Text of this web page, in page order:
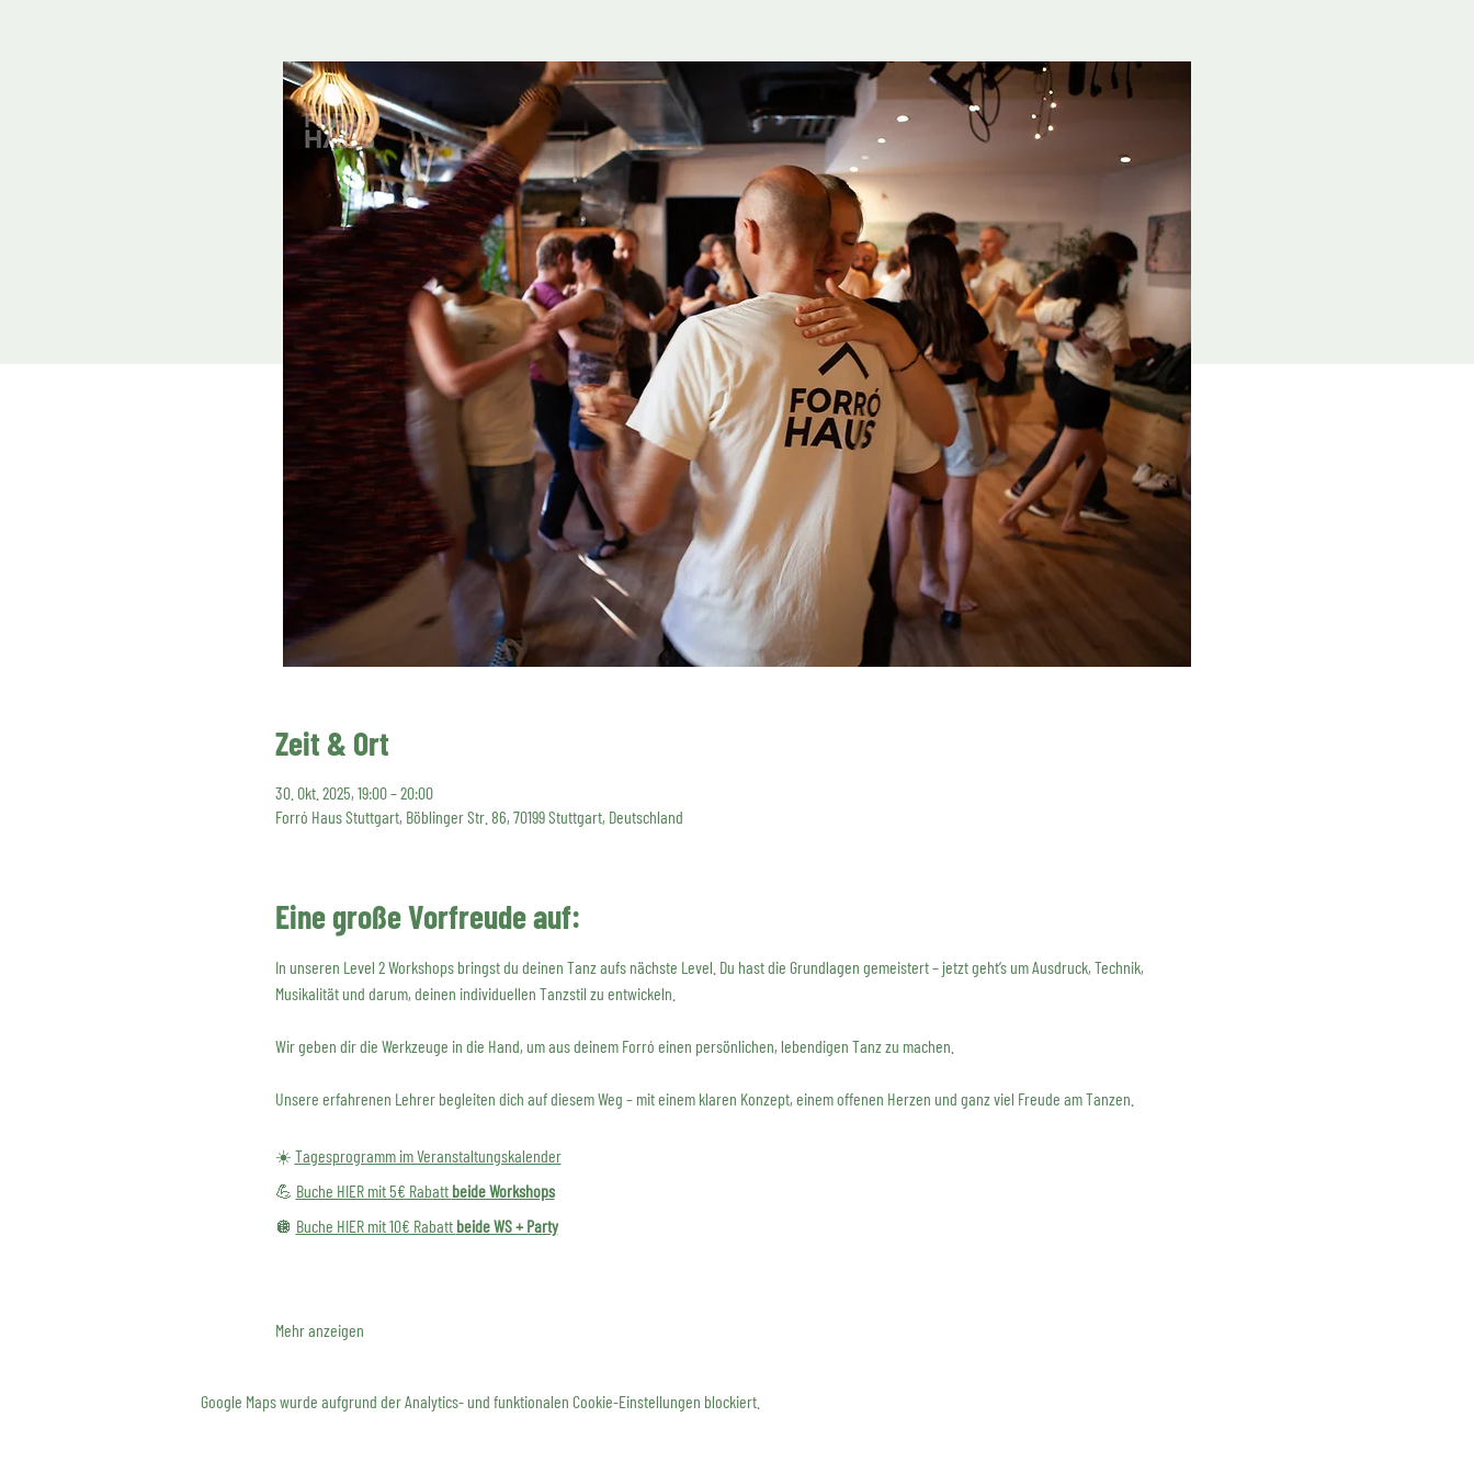
Zeit & Ort
30. Okt. 2025, 19:00 – 20:00
Forró Haus Stuttgart, Böblinger Str. 86, 70199 Stuttgart, Deutschland
Eine große Vorfreude auf:
In unseren Level 2 Workshops bringst du deinen Tanz aufs nächste Level. Du hast die Grundlagen gemeistert – jetzt geht’s um Ausdruck, Technik,
Musikalität und darum, deinen individuellen Tanzstil zu entwickeln.
Wir geben dir die Werkzeuge in die Hand, um aus deinem Forró einen persönlichen, lebendigen Tanz zu machen.
Unsere erfahrenen Lehrer begleiten dich auf diesem Weg – mit einem klaren Konzept, einem offenen Herzen und ganz viel Freude am Tanzen.
☀️ Tagesprogramm im Veranstaltungskalender
💪 Buche HIER mit 5€ Rabatt beide Workshops
🪩 Buche HIER mit 10€ Rabatt beide WS + Party
Mehr anzeigen
Google Maps wurde aufgrund der Analytics- und funktionalen Cookie-Einstellungen blockiert.